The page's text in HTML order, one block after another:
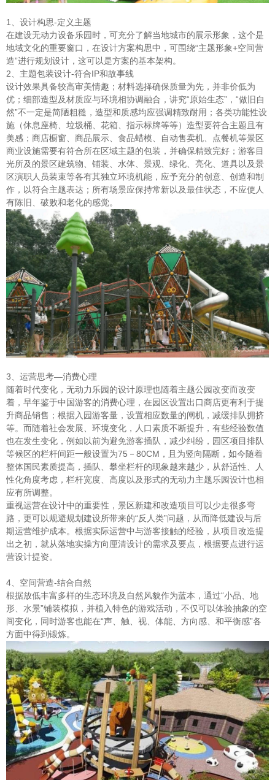
1、设计构思-定义主题
在建设无动力设备乐园时，可充分了解当地城市的展示形象，这个是
地域文化的重要窗口，在设计方案构思中，可围绕“主题形象+空间营
造”进行规划设计，这可以是方案的基本架构。
2、主题包装设计-符合IP和故事线
设计效果具备较高审美情趣；材料选择确保质量为先，并非价低为
优；细部造型及材质应与环境相协调融合，讲究“原始生态”，“做旧自
然”不一定是简陋粗糙，造型和质感均应强调精致耐用；各类功能性设
施（休息座椅、垃圾桶、花箱、指示标牌等等）造型要符合主题且有
美感；商店橱窗、商品展示、食品蜡模、自动售卖机、点餐机等景区
商业设施需要有符合所在区域主题的包装，并确保精致完好；游客目
光所及的景区建筑物、铺装、水体、景观、绿化、亮化、道具以及景
区演职人员装束等各有其独立环境机能，应予充分的创意、创造和制
作，以符合主题表达；所有场景应保持常新以及最佳状态，不应使人
有陈旧、破败和老化的感觉。
3、运营思考—消费心理
随着时代变化，无动力乐园的设计原理也随着主题公园改变而改变
着，早年鉴于中国游客的消费心理，在园区设置出口商店更有利于提
升商品销售；根据入园游客量，设置相应数量的闸机，减缓排队拥挤
等。而随着社会发展、环境变化，人口素质不断提升，有些经验数值
也在发生变化，例如以前为避免游客插队，减少纠纷，园区项目排队
等候区的栏杆间距一般设置为75－80CM，且为竖向隔断，如今随着
整体国民素质提高，插队、攀坐栏杆的现象越来越少，从舒适性、人
性化角度考虑，栏杆宽度、高度以及形式的无动力主题乐园设计也相
应有所调整。
重视运营在设计中的重要性，景区新建和改造项目可以少走很多弯
路，更可以规避规划建设所带来的“反人类”问题，从而降低建设与后
期运营维护成本。根据实际运营中与游客接触的经验，从项目改造提
出之初，就从落地实操方向厘清设计的需求及要点，根据要点进行运
营设计提资。
4、空间营造-结合自然
根据放低丰富多样的生态环境及自然风貌作为蓝本，通过“小品、地
形、水景”铺装模拟，并植入特色的游戏活动，不仅可以体验抽象的空
间变化，同时游客也能在“声、触、视、体能、方向感、和平衡感”各
方面中得到锻炼。